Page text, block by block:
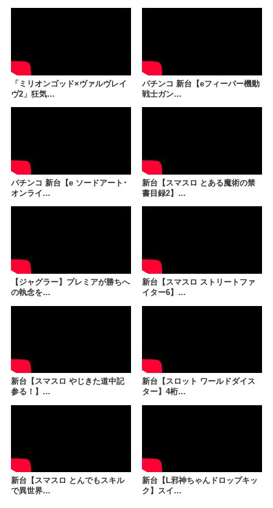
「ミリオンゴッド×ヴァルヴレイ
ヴ2」狂気…
パチンコ 新台【eフィーバー機動
戦士ガン…
パチンコ 新台【e ソードアート･
オンライ…
新台【スマスロ とある魔術の禁
書目録2】…
【ジャグラー】プレミアが勝ちへ
の執念を…
新台【スマスロ ストリートファ
イター6】…
新台【スマスロ やじきた道中記
参る！】…
新台【スロット ワールドダイス
ター】4桁…
新台【スマスロ とんでもスキル
で異世界…
新台【L邪神ちゃんドロップキッ
ク】スイ…